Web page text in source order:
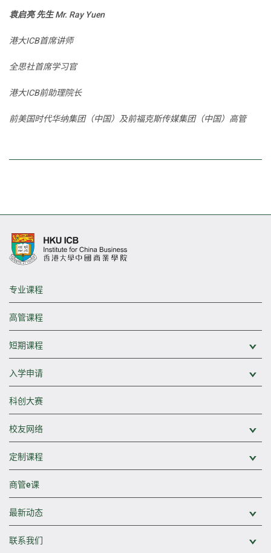
袁启亮 先生 Mr. Ray Yuen
港大ICB首席讲师
全思社首席学习官
港大ICB前助理院长
前美国时代华纳集团（中国）及前福克斯传媒集团（中国）高管
专业课程
高管课程
短期课程
入学申请
科创大赛
校友网络
定制课程
商管e课
最新动态
联系我们